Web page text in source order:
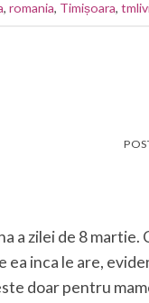
, romania, Timișoara,
a zilei de 8
inca le are,
doar pentru